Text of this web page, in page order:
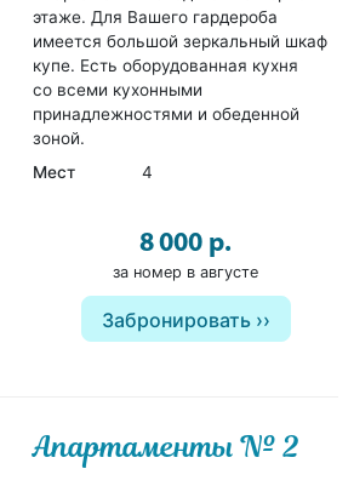
этаже. Для Вашего гардероба
имеется большой зеркальный шкаф
купе. Есть оборудованная кухня
со всеми кухонными
принадлежностями и обеденной
зоной.
Мест
4
8 000 р.
за номер в августе
Забронировать
Апартаменты № 2